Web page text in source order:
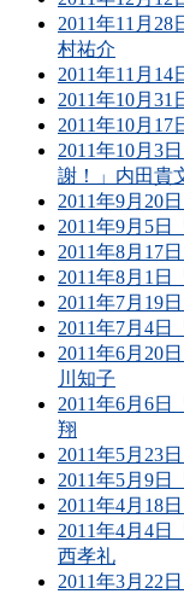
2011年11月
村祐介
2011年11月
2011年10月
2011年10月
2011年10月3
謝！」内田貴
2011年9月20
2011年9月5
2011年8月17
2011年8月1日
2011年7月19
2011年7月4日
2011年6月20
川知子
2011年6月6日
翔
2011年5月23
2011年5月9
2011年4月18
2011年4月4
西孝礼
2011年3月22